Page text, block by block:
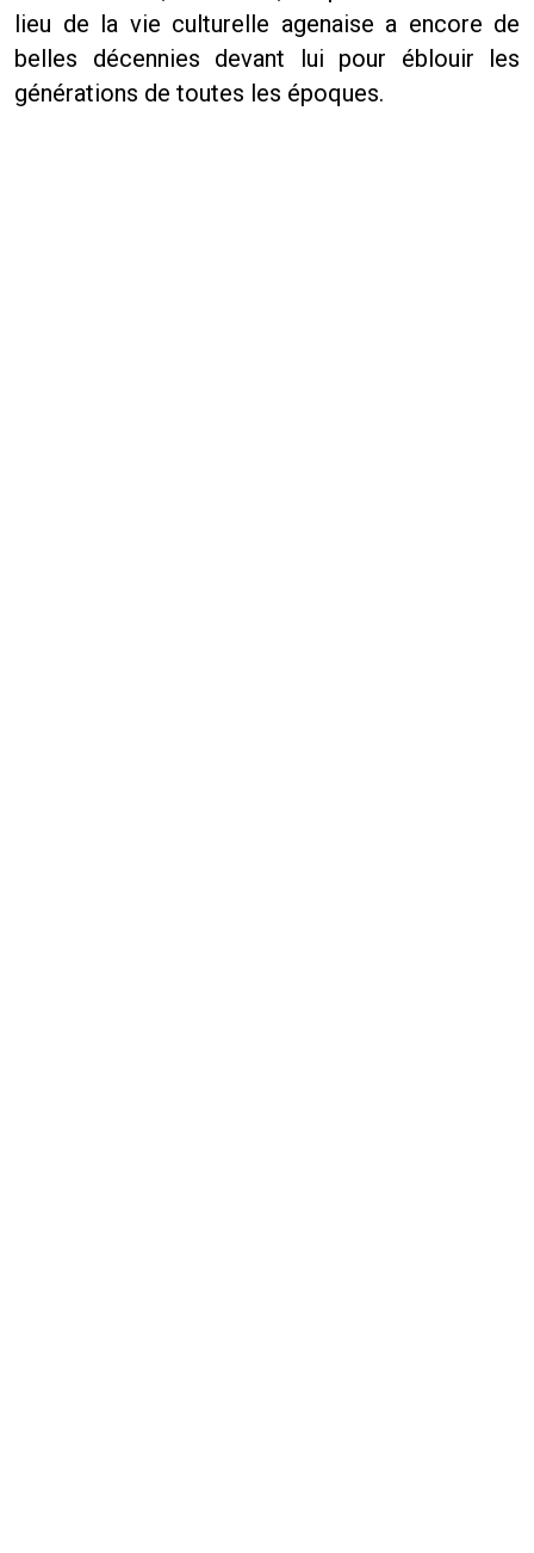
lieu de la vie culturelle agenaise a encore de
belles décennies devant lui pour éblouir les
générations de toutes les époques.